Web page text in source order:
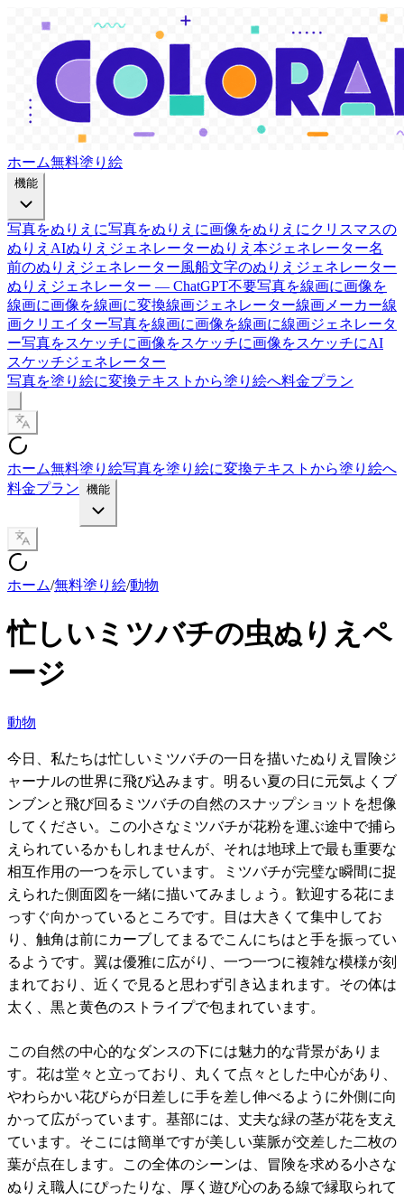
ホーム無料塗り絵
機能
写真をぬりえに写真をぬりえに画像をぬりえに クリスマスの
ぬりえ AIぬりえジェネレーターぬりえ本ジェネレーター名
前のぬりえジェネレーター風船文字のぬりえジェネレーター
ぬりえジェネレーター — ChatGPT不要写真を線画に画像を
線画に画像を線画に変換線画ジェネレーター線画メーカー線
画クリエイター写真を線画に画像を線画に線画ジェネレータ
ー写真をスケッチに画像をスケッチに画像をスケッチにAI
スケッチジェネレーター
写真を塗り絵に変換テキストから塗り絵へ料金プラン
ホーム無料塗り絵写真を塗り絵に変換テキストから塗り絵へ
料金プラン 機能
ホーム/無料塗り絵/動物
忙しいミツバチの虫ぬりえペ
ージ
動物
今日、私たちは忙しいミツバチの一日を描いたぬりえ冒険ジ
ャーナルの世界に飛び込みます。明るい夏の日に元気よくブ
ンブンと飛び回るミツバチの自然のスナップショットを想像
してください。この小さなミツバチが花粉を運ぶ途中で捕ら
えられているかもしれませんが、それは地球上で最も重要な
相互作用の一つを示しています。ミツバチが完璧な瞬間に捉
えられた側面図を一緒に描いてみましょう。歓迎する花にま
っすぐ向かっているところです。目は大きくて集中してお
り、触角は前にカーブしてまるでこんにちはと手を振ってい
るようです。翼は優雅に広がり、一つ一つに複雑な模様が刻
まれており、近くで見ると思わず引き込まれます。その体は
太く、黒と黄色のストライプで包まれています。
この自然の中心的なダンスの下には魅力的な背景がありま
す。花は堂々と立っており、丸くて点々とした中心があり、
やわらかい花びらが日差しに手を差し伸べるように外側に向
かって広がっています。基部には、丈夫な緑の茎が花を支え
ています。そこには簡単ですが美しい葉脈が交差した二枚の
葉が点在します。この全体のシーンは、冒険を求める小さな
ぬりえ職人にぴったりな、厚く遊び心のある線で縁取られて